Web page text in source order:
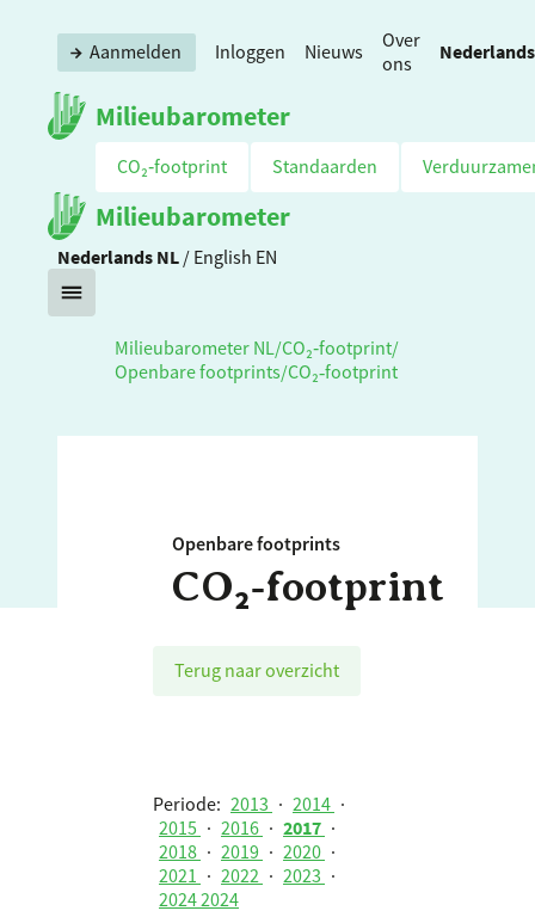
Milieubarometer
Aanmelden Inloggen Nieuws
Over
ons
Nederlands
CO₂‑footprint Standaarden
Milieubarometer
Nederlands NL / English EN
Milieubarometer NL /CO₂‑footprint/
Openbare footprints/CO₂‑footprint
Openbare footprints
CO₂‑footprint
Terug naar overzicht
Periode: 2013 · 2014 ·
2015 · 2016 · 2017 ·
2018 · 2019 · 2020 ·
2021 · 2022 · 2023 ·
2024 2024